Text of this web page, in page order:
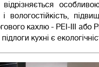
вологостійкість,
кахлю - PEI-III або
кухні є